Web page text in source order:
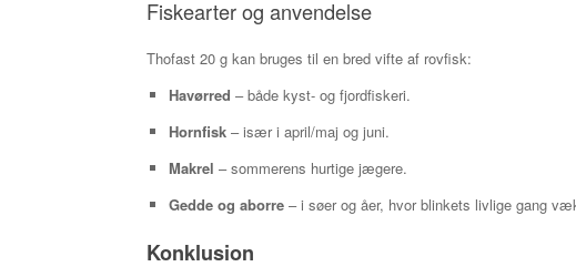
Fiskearter og anvendelse
Thofast 20 g kan bruges til en bred vifte af rovfisk:
Havørred – både kyst- og fjordfiskeri.
Hornfisk– især i april/maj og juni.
Makrel – sommerens hurtige jægere.
Gedde og aborre– i søer og åer, hvor blinkets livlige gang
Konklusion